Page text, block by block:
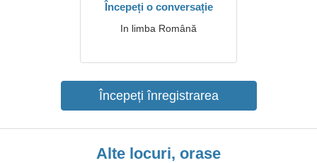
Începeți o conversație
In limba Română
Începeți înregistrarea
Alte locuri, orase